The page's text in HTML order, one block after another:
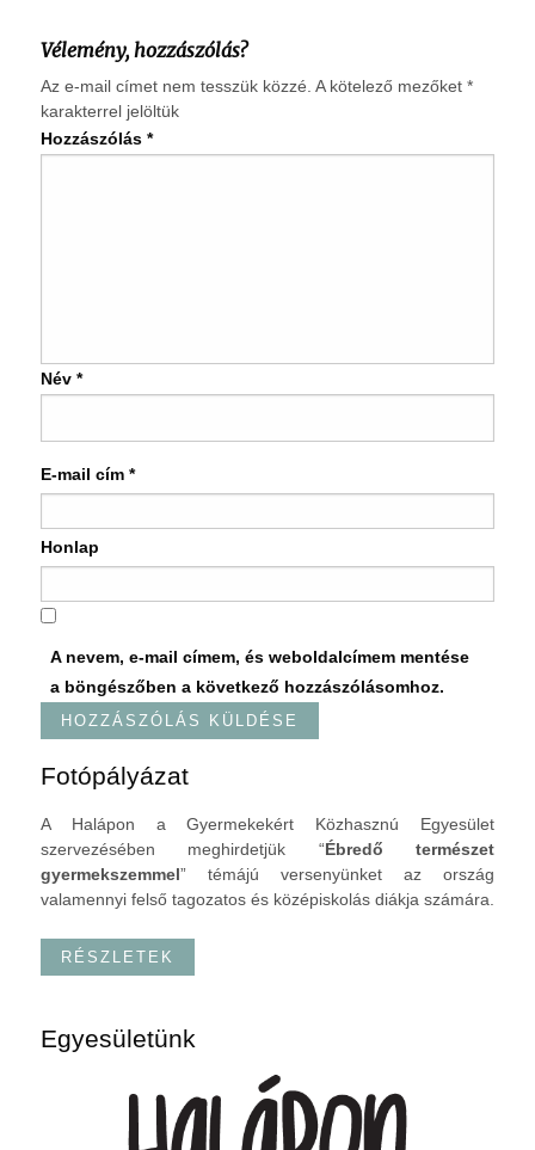
Vélemény, hozzászólás?
Az e-mail címet nem tesszük közzé. A kötelező mezőket *
karakterrel jelöltük
Hozzászólás *
Név *
E-mail cím *
Honlap
A nevem, e-mail címem, és weboldalcímem mentése
a böngészőben a következő hozzászólásomhoz.
Fotópályázat
A Halápon a Gyermekekért Közhasznú Egyesület
szervezésében meghirdetjük “Ébredő természet
gyermekszemmel” témájú versenyünket az ország
valamennyi felső tagozatos és középiskolás diákja számára.
RÉSZLETEK
Egyesületünk